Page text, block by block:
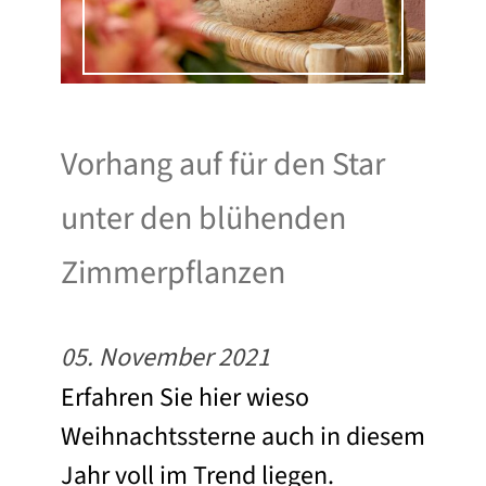
Vorhang auf für den Star
unter den blühenden
Zimmerpflanzen
05. November 2021
Erfahren Sie hier wieso
Weihnachtssterne auch in diesem
Jahr voll im Trend liegen.